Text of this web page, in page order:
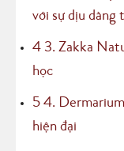
với sự dịu dàng
4 3. Zakka
học
5 4.
hiện đại